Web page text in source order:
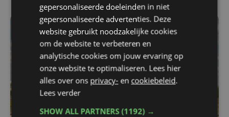
gepersonaliseerde doeleinden in niet
gepersonaliseerde advertenties. Deze
website gebruikt noodzakelijke cookies
om de website te verbeteren en
analytische cookies om jouw ervaring op
onze website te optimaliseren. Lees hier
alles over ons privacy- en cookiebeleid.
Lees verder
SHOW ALL PARTNERS(1192) →